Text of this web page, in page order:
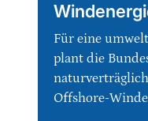
Für eine
plant die
Offshore-